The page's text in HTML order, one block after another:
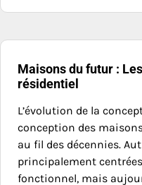
Maisons du futur :
résidentiel
L’évolution de la
conception des
au fil des décennies.
principalement
fonctionnel, mais